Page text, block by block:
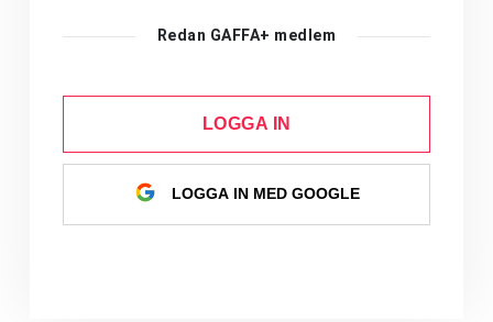
Redan GAFFA+ medlem
LOGGA IN
LOGGA IN MED GOOGLE